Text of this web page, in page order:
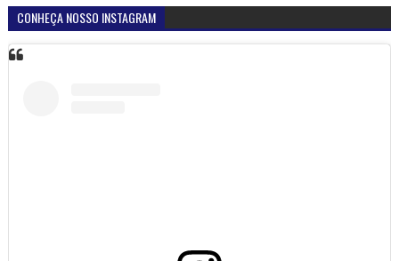
CONHEÇA NOSSO INSTAGRAM